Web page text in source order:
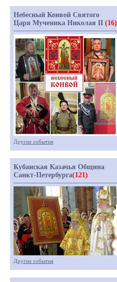
Небесный Конвой Святого
Царя Мученика Николая II (16)
Другие события
Кубанская Казачья Община
Санкт-Петербурга(121)
Другие события